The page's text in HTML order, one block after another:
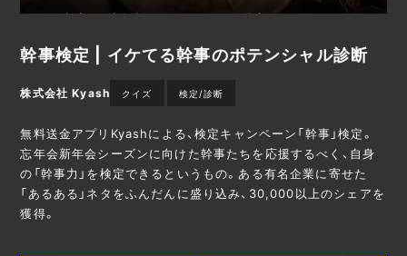
幹事検定 | イケてる幹事のポテンシャル診断
株式会社 Kyash クイズ 検定/診断
無料送金アプリKyashによる、検定キャンペーン「幹事」検定。
忘年会新年会シーズンに向けた幹事たちを応援するべく、自身
の「幹事力」を検定できるというもの。ある有名企業に寄せた
「あるある」ネタをふんだんに盛り込み、30,000以上のシェアを
獲得。